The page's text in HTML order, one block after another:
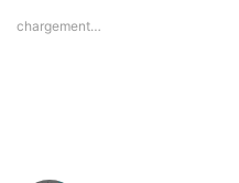
chargement…